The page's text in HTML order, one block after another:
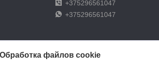
+375296561047
+375296561047
Обработка файлов cookie